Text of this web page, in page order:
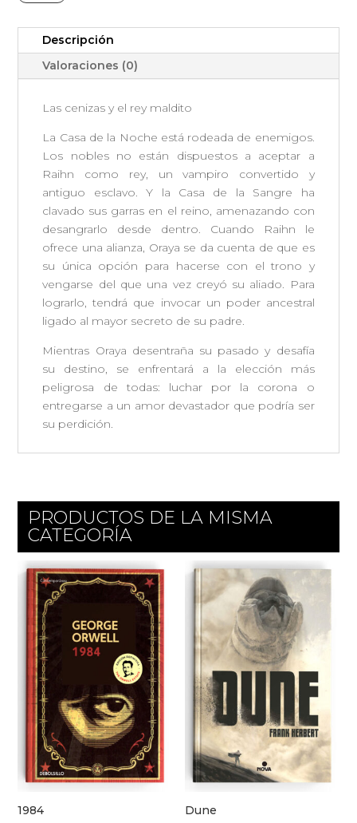
y
el
maldito
cantidad
Descripción
Valoraciones (0)
Las cenizas y el rey maldito
La Casa de la Noche está rodeada de enemigos.
Los nobles no están dispuestos a aceptar a
Raihn como rey, un vampiro convertido y
antiguo esclavo. Y la Casa de la Sangre ha
clavado sus garras en el reino, amenazando con
desangrarlo desde dentro. Cuando Raihn le
ofrece una alianza, Oraya se da cuenta de que es
su única opción para hacerse con el trono y
vengarse del que una vez creyó su aliado. Para
lograrlo, tendrá que invocar un poder ancestral
ligado al mayor secreto de su padre.
Mientras Oraya desentraña su pasado y desafía
su destino, se enfrentará a la elección más
peligrosa de todas: luchar por la corona o
entregarse a un amor devastador que podría ser
su perdición.
PRODUCTOS DE LA MISMA
CATEGORÍA
1984
Dune